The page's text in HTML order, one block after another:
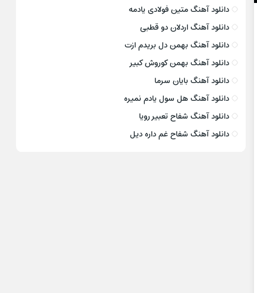
دانلود آهنگ متین فولادی یادمه
دانلود آهنگ اردلان دو قطبی
دانلود آهنگ بهمن دل بریدم ازت
دانلود آهنگ بهمن کوروش کبیر
دانلود آهنگ بایان سرما
دانلود آهنگ هل سول یادم نمیره
دانلود آهنگ شفاح تعبیر رویا
دانلود آهنگ شفاح غم داره دیل